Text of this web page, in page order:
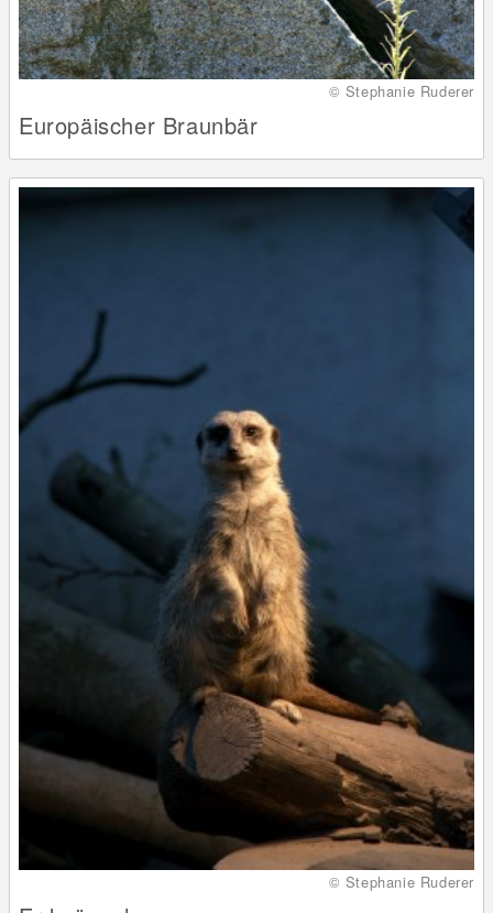
© Stephanie Ruderer
Europäischer Braunbär
© Stephanie Ruderer